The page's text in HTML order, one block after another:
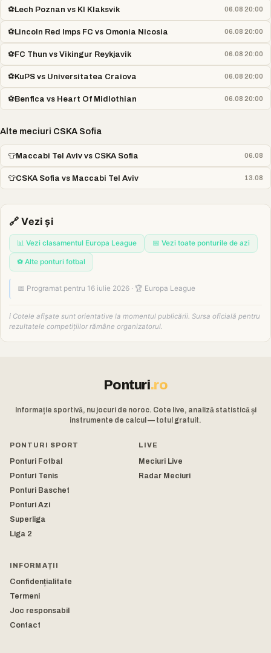
⚽Lech Poznan vs KI Klaksvik 06.08 20:00
⚽Lincoln Red Imps FC vs Omonia Nicosia 06.08 20:00
⚽FC Thun vs Vikingur Reykjavik 06.08 20:00
⚽KuPS vs Universitatea Craiova 06.08 20:00
⚽Benfica vs Heart Of Midlothian 06.08 20:00
Alte meciuri CSKA Sofia
👕Maccabi Tel Aviv vs CSKA Sofia 06.08
👕CSKA Sofia vs Maccabi Tel Aviv 13.08
🔗 Vezi și
📊 Vezi clasamentul Europa League 📅 Vezi toate ponturile de azi
⚽ Alte ponturi fotbal
📅 Programat pentru 16 iulie 2026 · 🏆 Europa League
ℹ️ Cotele afișate sunt orientative la momentul publicării. Sursa oficială pentru
rezultatele competițiilor rămâne organizatorul.
Ponturi.ro
Informație sportivă, nu jocuri de noroc. Cote live, analiză statistică și
instrumente de calcul — totul gratuit.
PONTURI SPORT
Ponturi Fotbal
Ponturi Tenis
Ponturi Baschet
Ponturi Azi
Superliga
Liga 2
LIVE
Meciuri Live
Radar Meciuri
INFORMAȚII
Confidențialitate
Termeni
Joc responsabil
Contact